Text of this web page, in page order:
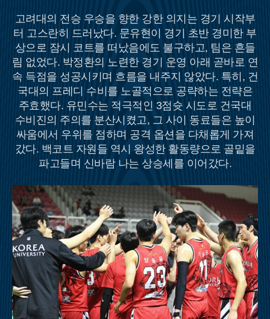
고려대의 전승 우승을 향한 강한 의지는 경기 시작부
터 고스란히 드러났다. 문유현이 경기 초반 경미한 부
상으로 잠시 코트를 떠났음에도 불구하고, 팀은 흔들
림 없었다. 박정환의 노련한 경기 운영 아래 곧바로 연
속 득점을 성공시키며 흐름을 내주지 않았다. 특히, 건
국대의 프레디 수비를 노골적으로 공략하는 전략은
주효했다. 유민수는 적극적인 3점슛 시도로 건국대
수비진의 주의를 분산시켰고, 그 사이 동료들은 높이
싸움에서 우위를 점하며 공격 옵션을 다채롭게 가져
갔다. 백코트 자원들 역시 왕성한 활동량으로 골밑을
파고들며 신바람 나는 상승세를 이어갔다.